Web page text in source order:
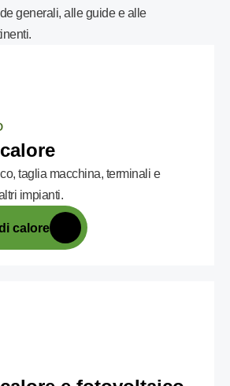
generali, alle guide e alle
taglia macchina, terminali e
impianti.
calore